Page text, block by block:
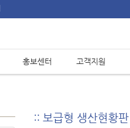
홍보센터 고객지원
:: 보급형 생산현황